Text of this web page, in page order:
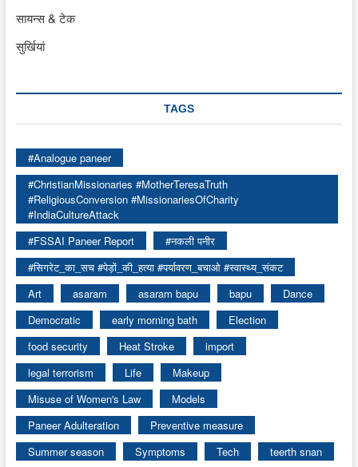
सायन्स & टेक
सुर्खियां
TAGS
#Analogue paneer
#ChristianMissionaries #MotherTeresaTruth
#ReligiousConversion #MissionariesOfCharity
#IndiaCultureAttack
#FSSAI Paneer Report
#नकली पनीर
#सिगरेट_का_सच #पेड़ों_की_हत्या #पर्यावरण_बचाओ #स्वास्थ्य_संकट
Art
asaram asaram bapu bapu
Dance
Democratic
early morning bath
Election
food security
Heat Stroke
import
legal terrorism
Life
Makeup
Misuse of Women's Law
Models
Paneer Adulteration
Preventive measure
Summer season
Symptoms Tech
teerth snan